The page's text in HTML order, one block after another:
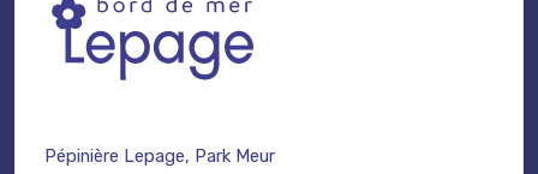
Pépinière Lepage, Park Meur